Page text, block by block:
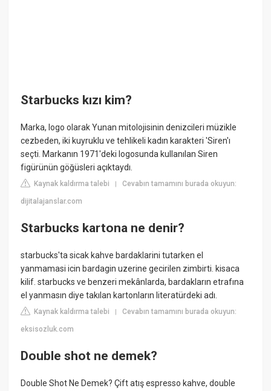
Starbucks kızı kim?
Marka, logo olarak Yunan mitolojisinin denizcileri müzikle
cezbeden, iki kuyruklu ve tehlikeli kadın karakteri 'Siren'ı
seçti. Markanın 1971'deki logosunda kullanılan Siren
figürünün göğüsleri açıktaydı.
Kaynak kaldırma talebi |Cevabın tamamını burada okuyun:
dijitalajanslar.com
Starbucks kartona ne denir?
starbucks'ta sicak kahve bardaklarini tutarken el
yanmamasi icin bardagin uzerine gecirilen zimbirti. kisaca
kilif. starbucks ve benzeri mekânlarda, bardakların etrafına
el yanmasın diye takılan kartonların literatürdeki adı.
Kaynak kaldırma talebi |Cevabın tamamını burada okuyun:
eksisozluk.com
Double shot ne demek?
Double Shot Ne Demek? Çift atış espresso kahve, double